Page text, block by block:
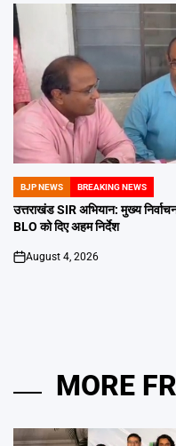
POSTED
IN
BJP NEWS BREAKING NEWS
उत्तराखंड SIR अभियान: मुख्य
BLO को दिए अहम निर्देश
on
August 4, 2026
MORE